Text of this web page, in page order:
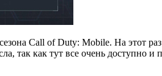
Call of Duty: Mobile. На этот
так как тут все очень доступно и